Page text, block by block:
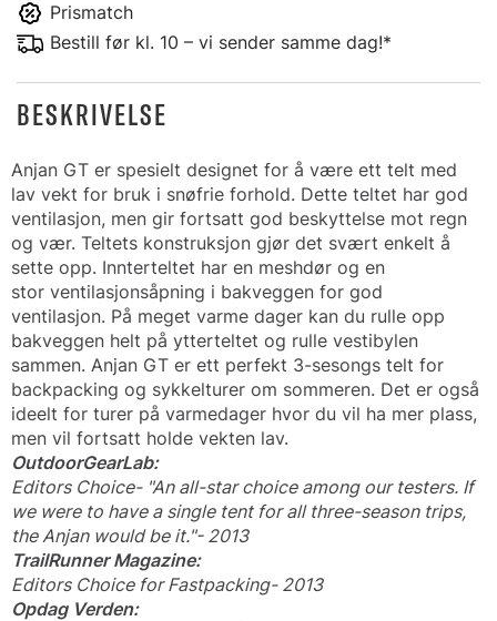
Prismatch
Bestill før kl. 10 – vi sender samme dag!*
BESKRIVELSE
Anjan GT er spesielt designet for å være ett telt med
lav vekt for bruk i snøfrie forhold. Dette teltet har god
ventilasjon, men gir fortsatt god beskyttelse mot regn
og vær. Teltets konstruksjon gjør det svært enkelt å
sette opp. Innterteltet har en meshdør og en
stor ventilasjonsåpning i bakveggen for god
ventilasjon. På meget varme dager kan du rulle opp
bakveggen helt på ytterteltet og rulle vestibylen
sammen. Anjan GT er ett perfekt 3-sesongs telt for
backpacking og sykkelturer om sommeren. Det er også
ideelt for turer på varmedager hvor du vil ha mer plass,
men vil fortsatt holde vekten lav.
OutdoorGearLab:
Editors Choice- "An all-star choice among our testers. If
we were to have a single tent for all three-season trips,
the Anjan would be it."- 2013
TrailRunner Magazine:
Editors Choice for Fastpacking- 2013
Opdag Verden: